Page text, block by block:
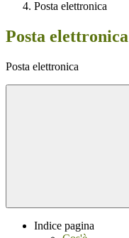
Posta elettronica
Posta elettronica
Posta elettronica
Indice pagina